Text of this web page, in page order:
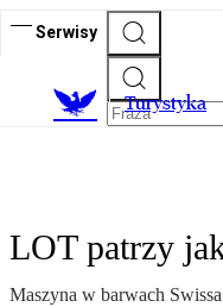
Serwisy
Turystyka
LOT patrzy
Maszyna w barwach